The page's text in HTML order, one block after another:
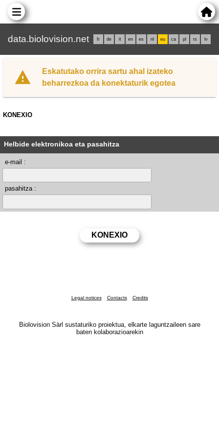
data.biolovision.net fr de it en es nl eu ca pl rs lv
Eskatutako orrira sartu ahal izateko
beharrezkoa da konektaturik egotea
KONEXIO
Helbide elektronikoa eta pasahitza
e-mail :
pasahitza :
Legal notices Contacts Credits
Biolovision Sàrl sustaturiko proiektua, elkarte laguntzaileen sare
baten kolaborazioarekin